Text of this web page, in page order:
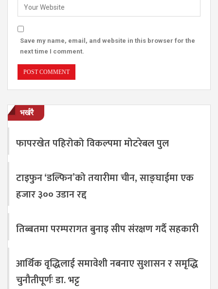
Save my name, email, and website in this browser for the
next time I comment.
भर्खरै
फापरखेत पहिरोको विकल्पमा मोटरेबल पुल
टाइफुन ‘डल्फिन’को तयारीमा चीन, साङ्घाईमा एक
हजार ३०० उडान रद्द
तिब्बतमा परम्परागत बुनाइ सीप संरक्षण गर्दै सहकारी
आर्थिक वृद्धिलाई समावेशी नबनाए सुशासन र समृद्धि
चुनौतीपूर्णः डा. भट्ट